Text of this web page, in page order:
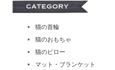
猫の首輪
猫のおもちゃ
猫のピロー
マット・ブランケット